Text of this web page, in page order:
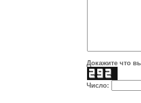
Докажите что
Число: